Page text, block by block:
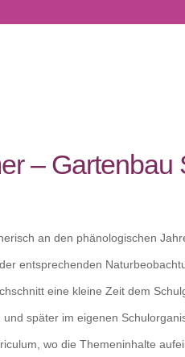
– Gartenbau
an den phänologischen
entsprechenden
eine kleine Zeit dem
später im eigenen
wo die Themeninhalte